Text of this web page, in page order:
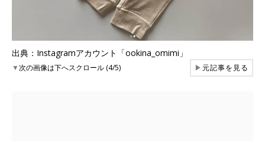
出典：Instagramアカウント「ookina_omimi」
▼次の画像は下へスクロール (4/5) ▶元記事を見る